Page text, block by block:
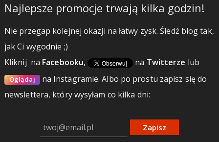
Najlepsze promocje trwają kilka godzin!
Nie przegap kolejnej okazji na łatwy zysk. Śledź blog tak,
jak Ci wygodnie ;)
Kliknij na Facebooku, na Twitterze lub
Oglądaj na Instagramie.Albo po prostu zapisz się do
newslettera, który wysyłam co kilka dni:
Zapisz